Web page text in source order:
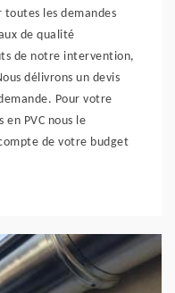
les demandes
de qualité
de notre intervention,
délivrons un devis
Pour votre
PVC nous le
de votre budget